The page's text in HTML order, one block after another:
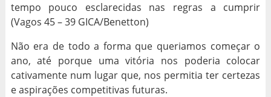
tempo pouco esclarecidas nas regras a cumprir
(Vagos 45 – 39 GICA/Benetton)
Não era de todo a forma que queriamos começar o
ano, até porque uma vitória nos poderia colocar
cativamente num lugar que, nos permitia ter certezas
e aspirações competitivas futuras.